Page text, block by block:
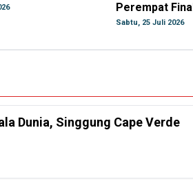
Perempat Final
Sabtu, 25 Juli 2026
Dunia, Singgung Cape Verde